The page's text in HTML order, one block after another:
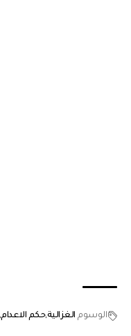
الوسوم الغزاليةحكم الاعدام